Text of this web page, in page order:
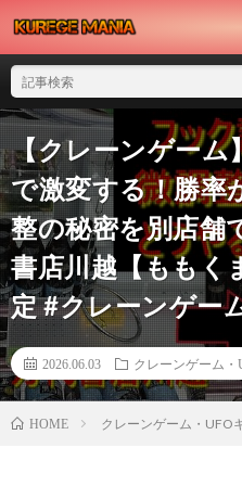
【クレーンゲーム
で激変する！勝率
整の秘密を別店舗
書店川越【ももく
定 #クレーンゲー
2026.06.03 クレーンゲーム
HOME クレーンゲーム・UFO